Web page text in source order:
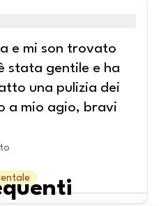
e mi son trovato
stata gentile e ha
una pulizia dei
a mio agio, bravi